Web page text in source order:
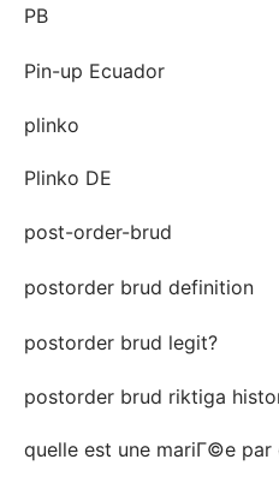
PB
Pin-up Ecuador
plinko
Plinko DE
post-order-brud
postorder brud definition
postorder brud legit?
postorder brud riktiga
quelle est une mariГ©e par